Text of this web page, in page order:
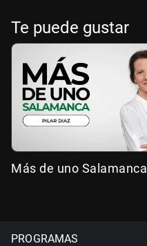
Te puede gustar
Más de uno Salamanca
PROGRAMAS